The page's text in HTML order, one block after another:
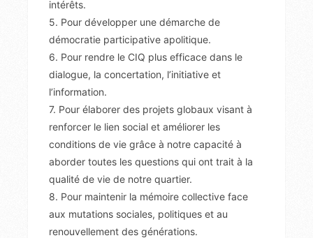
intérêts.
5. Pour développer une démarche de
démocratie participative apolitique.
6. Pour rendre le CIQ plus efficace dans le
dialogue, la concertation, l’initiative et
l’information.
7. Pour élaborer des projets globaux visant à
renforcer le lien social et améliorer les
conditions de vie grâce à notre capacité à
aborder toutes les questions qui ont trait à la
qualité de vie de notre quartier.
8. Pour maintenir la mémoire collective face
aux mutations sociales, politiques et au
renouvellement des générations.